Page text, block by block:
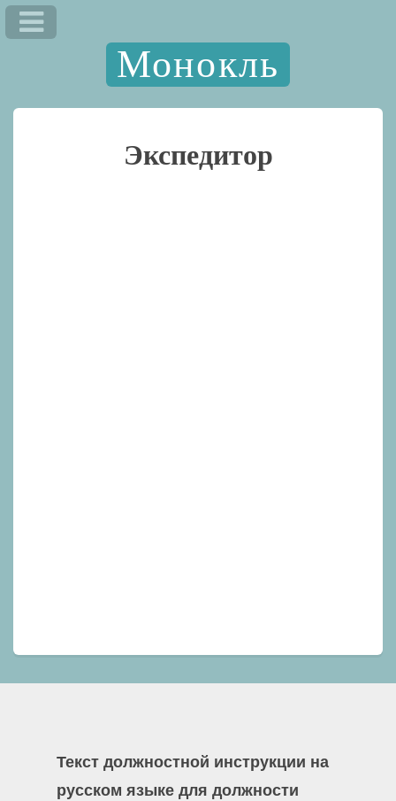
Монокль
Экспедитор
Текст должностной инструкции на
русском языке для должности